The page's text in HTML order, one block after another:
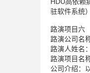
驻软件系统
路演项目六
路演公司名
路演人姓名
路演项目名
公司介绍：